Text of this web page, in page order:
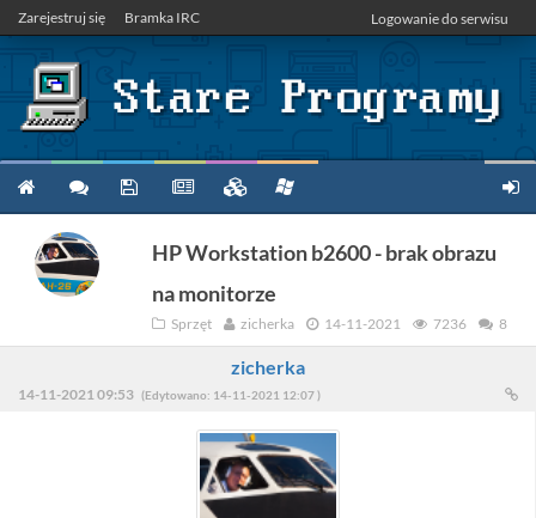
Zarejestruj się Bramka IRC Logowanie do serwisu
HP Workstation b2600 - brak obrazu
na monitorze
Sprzęt zicherka 14-11-2021 7236 8
zicherka
14-11-2021 09:53 (Edytowano: 14-11-2021 12:07 )